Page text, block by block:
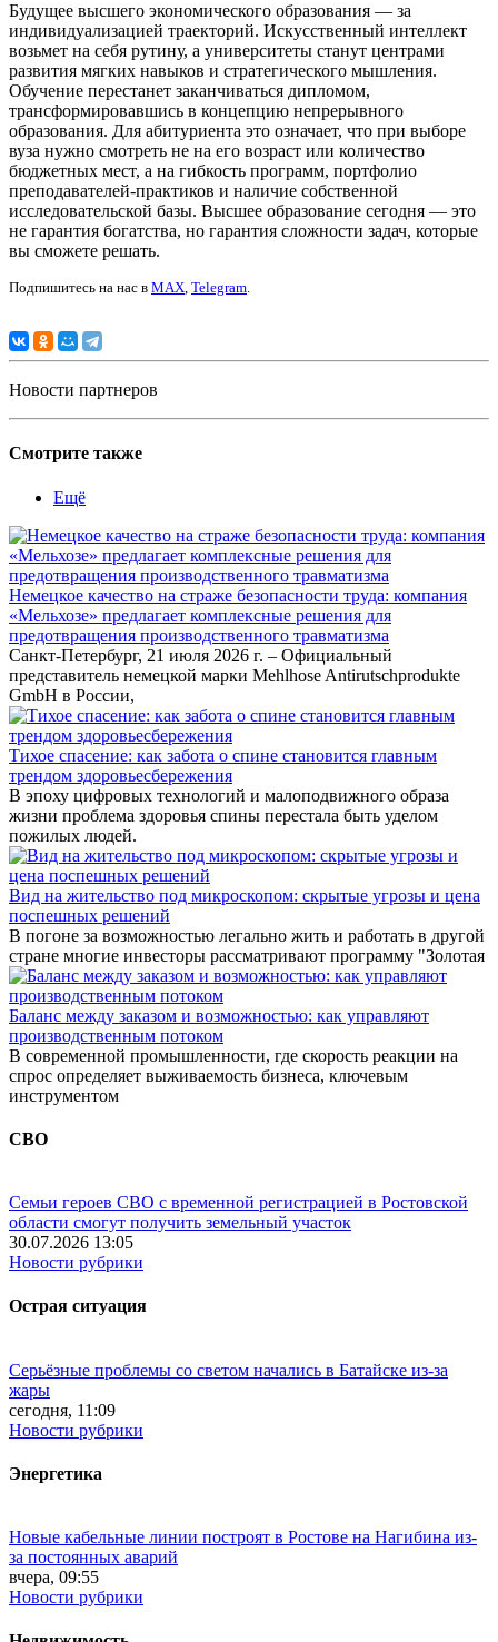
Будущее высшего экономического образования — за
индивидуализацией траекторий. Искусственный интеллект
возьмет на себя рутину, а университеты станут центрами
развития мягких навыков и стратегического мышления.
Обучение перестанет заканчиваться дипломом,
трансформировавшись в концепцию непрерывного
образования. Для абитуриента это означает, что при выборе
вуза нужно смотреть не на его возраст или количество
бюджетных мест, а на гибкость программ, портфолио
преподавателей-практиков и наличие собственной
исследовательской базы. Высшее образование сегодня — это
не гарантия богатства, но гарантия сложности задач, которые
вы сможете решать.
Подпишитесь на нас в MAX, Telegram.
Новости партнеров
Смотрите также
Ещё
Немецкое качество на страже безопасности труда: компания
«Мельхозе» предлагает комплексные решения для
предотвращения производственного травматизма
Санкт-Петербург, 21 июля 2026 г. – Официальный
представитель немецкой марки Mehlhose Antirutschprodukte
GmbH в России,
Тихое спасение: как забота о спине становится главным
трендом здоровьесбережения
В эпоху цифровых технологий и малоподвижного образа
жизни проблема здоровья спины перестала быть уделом
пожилых людей.
Вид на жительство под микроскопом: скрытые угрозы и цена
поспешных решений
В погоне за возможностью легально жить и работать в другой
стране многие инвесторы рассматривают программу "Золотая
Баланс между заказом и возможностью: как управляют
производственным потоком
В современной промышленности, где скорость реакции на
спрос определяет выживаемость бизнеса, ключевым
инструментом
СВО
Семьи героев СВО с временной регистрацией в Ростовской
области смогут получить земельный участок
30.07.2026 13:05
Новости рубрики
Острая ситуация
Серьёзные проблемы со светом начались в Батайске из-за
жары
сегодня, 11:09
Новости рубрики
Энергетика
Новые кабельные линии построят в Ростове на Нагибина из-
за постоянных аварий
вчера, 09:55
Новости рубрики